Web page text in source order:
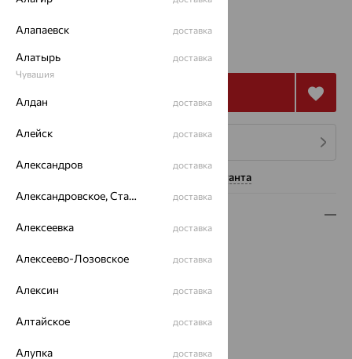
от 76 460
4 платежа по 19 115 ₽
Нужна помощь консультанта
Вес:6.07 — 6.28
Цвет металла:
Проба:
Вставка:
Алапаевск доставка
Алатырь
Чувашия
доставка
Алдан доставка
Алейск доставка
Александров доставка
Александровское, Ставропольский край доставка
Алексеевка доставка
Алексеево-Лозовское доставка
Алексин доставка
Алтайское доставка
Алупка доставка